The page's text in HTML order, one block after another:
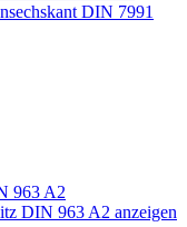
DIN 7991
963 A2
DIN 963 A2 anzeigen